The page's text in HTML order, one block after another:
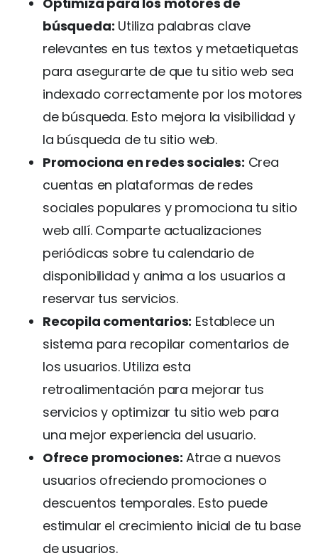
búsqueda: Utiliza palabras clave
relevantes en tus textos y metaetiquetas
para asegurarte de que tu sitio web sea
indexado correctamente por los motores
de búsqueda. Esto mejora la visibilidad y
la búsqueda de tu sitio web.
Promociona en redes sociales: Crea
cuentas en plataformas de redes
sociales populares y promociona tu sitio
web allí. Comparte actualizaciones
periódicas sobre tu calendario de
disponibilidad y anima a los usuarios a
reservar tus servicios.
Recopila comentarios: Establece un
sistema para recopilar comentarios de
los usuarios. Utiliza esta
retroalimentación para mejorar tus
servicios y optimizar tu sitio web para
una mejor experiencia del usuario.
Ofrece promociones: Atrae a nuevos
usuarios ofreciendo promociones o
descuentos temporales. Esto puede
estimular el crecimiento inicial de tu base
de usuarios.